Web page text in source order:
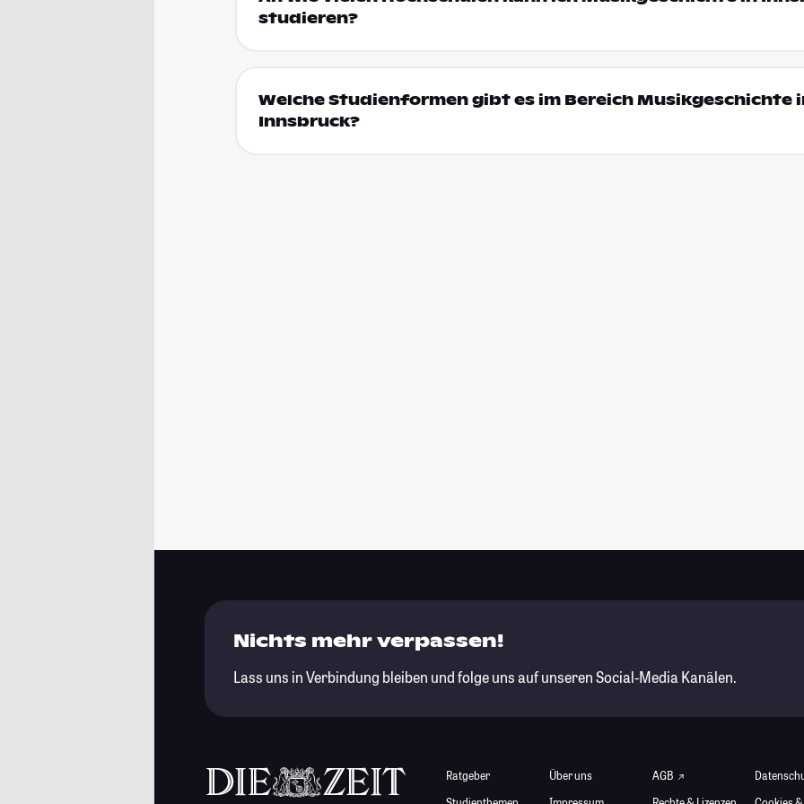
studieren?
Welche Studienformen gibt es im Bereich Musikgeschichte
Innsbruck?
Nichts mehr verpassen!
Lass uns in Verbindung bleiben und folge uns auf unseren Social-Media Kanälen.
Ratgeber
Über uns
AGB